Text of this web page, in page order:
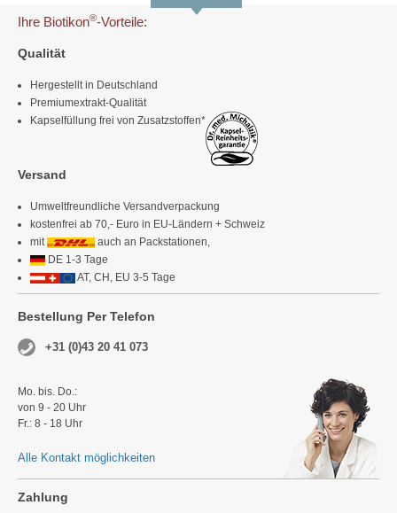
Ihre Biotikon®-Vorteile:
Qualität
Hergestellt in Deutschland
Premiumextrakt-Qualität
Kapselfüllung frei von Zusatzstoffen*
Versand
Umweltfreundliche Versandverpackung
kostenfrei ab 70,- Euro in EU-Ländern + Schweiz
mit
auch an Packstationen,
DE 1-3 Tage
AT, CH, EU 3-5 Tage
Bestellung Per Telefon
+31 (0)43 20 41 073
Mo. bis. Do.:
von 9 - 20 Uhr
Fr.: 8 - 18 Uhr
Alle Kontakt möglichkeiten
Zahlung